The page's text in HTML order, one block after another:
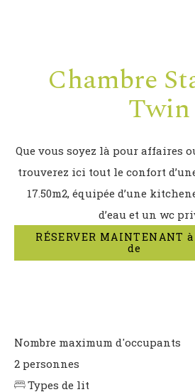
Chambre
Twin
Que vous soyez là pour affaires
trouverez ici tout le confort
17.50m2, équipée d’une
d’eau et un wc
RÉSERVER MAINTENANT
de
Nombre maximum d'occupants
2 personnes
Types de lit